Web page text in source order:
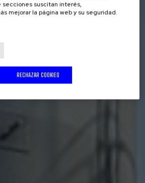
secciones suscitan interés,
mejorar la página web y su seguridad.
RECHAZAR COOKIES